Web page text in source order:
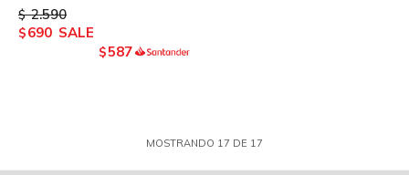
$ 2.590
$690
$587
MOSTRANDO 17 DE 17